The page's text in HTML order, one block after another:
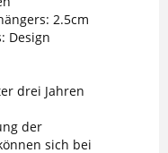
2.5cm
Design
drei Jahren
der
sich bei